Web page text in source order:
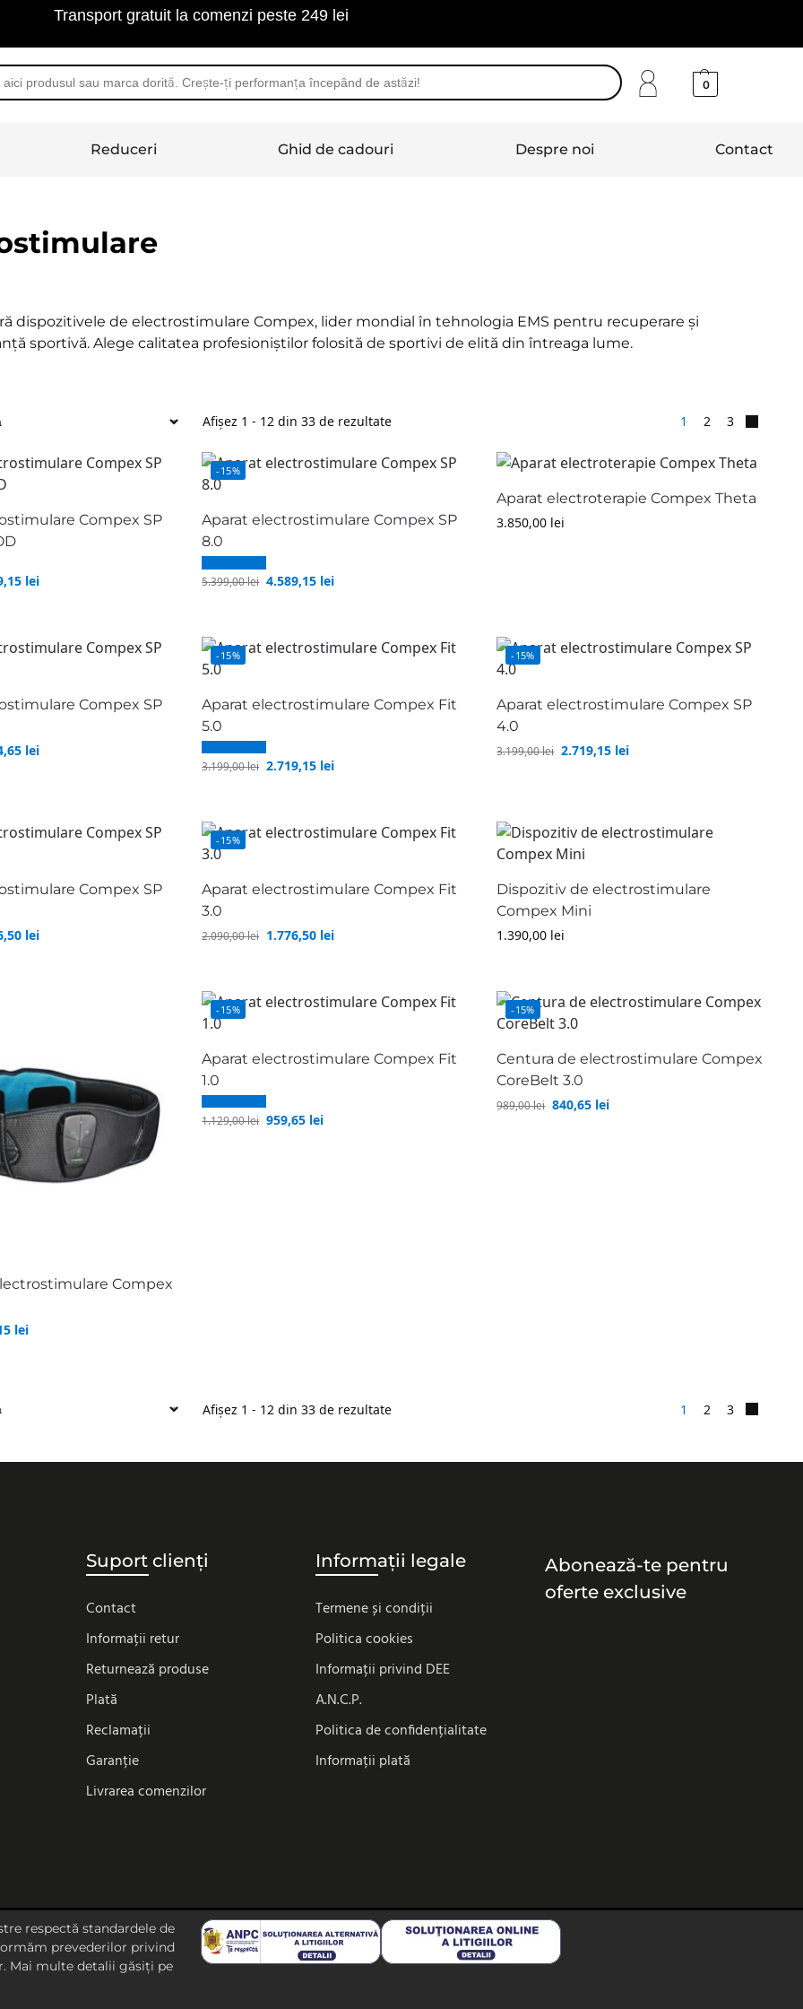
Transport gratuit la comenzi peste 249 lei
0
Reduceri Ghid de cadouri Despre noi Contact
dispozitivele de electrostimulare Compex, lider mondial în tehnologia EMS pentru recuperare și
sportivă. Alege calitatea profesioniștilor folosită de sportivi de elită din întreaga lume.
Afișez 1 - 12 din 33 de rezultate 1 2 3
Compex SP
lei
-15%
Aparat electrostimulare Compex SP
8.0
5.399,00lei 4.589,15 lei
Aparat electroterapie Compex Theta
3.850,00 lei
Compex SP
lei
-15%
Aparat electrostimulare Compex Fit
5.0
3.199,00lei 2.719,15 lei
-15%
Aparat electrostimulare Compex SP
4.0
3.199,00lei 2.719,15 lei
Compex SP
lei
-15%
Aparat electrostimulare Compex Fit
3.0
2.090,00lei 1.776,50 lei
Dispozitiv de electrostimulare
Compex Mini
1.390,00 lei
Compex
lei
-15%
Aparat electrostimulare Compex Fit
1.0
1.129,00lei 959,65 lei
-15%
Centura de electrostimulare Compex
CoreBelt 3.0
989,00lei 840,65 lei
Afișez 1 - 12 din 33 de rezultate 1 2 3
Suport clienți
Contact
Informații retur
Returnează produse
Plată
Reclamații
Garanție
Livrarea comenzilor
Informații legale
Termene și condiții
Politica cookies
Informații privind DEE
A.N.C.P.
Politica de confidențialitate
Informații plată
Abonează-te pentru
oferte exclusive
respectă standardele de
prevederilor privind
Mai multe detalii găsiți pe